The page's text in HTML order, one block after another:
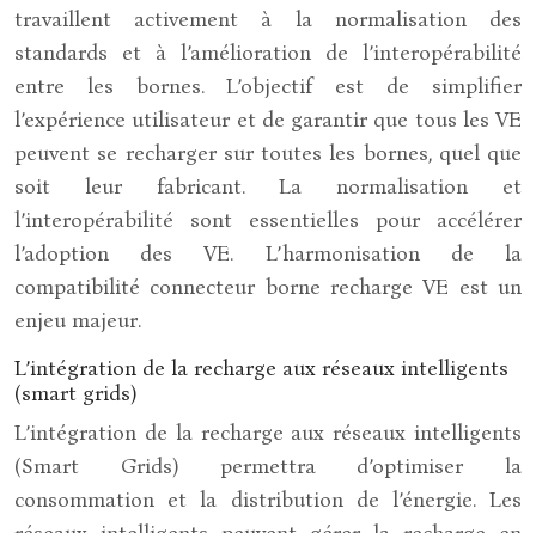
travaillent activement à la normalisation des
standards et à l’amélioration de l’interopérabilité
entre les bornes. L’objectif est de simplifier
l’expérience utilisateur et de garantir que tous les VE
peuvent se recharger sur toutes les bornes, quel que
soit leur fabricant. La normalisation et
l’interopérabilité sont essentielles pour accélérer
l’adoption des VE. L’harmonisation de la
compatibilité connecteur borne recharge VE est un
enjeu majeur.
L’intégration de la recharge aux réseaux intelligents
(smart grids)
L’intégration de la recharge aux réseaux intelligents
(Smart Grids) permettra d’optimiser la
consommation et la distribution de l’énergie. Les